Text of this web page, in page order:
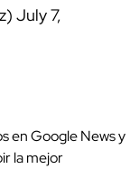
July 7,
en Google News y
la mejor